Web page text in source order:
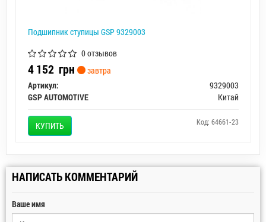
Подшипник ступицы GSP 9329003
0 отзывов
4 152 грн
завтра
Артикул:
9329003
GSP AUTOMOTIVE
Китай
КУПИТЬ Код: 64661-23
НАПИСАТЬ КОММЕНТАРИЙ
Ваше имя